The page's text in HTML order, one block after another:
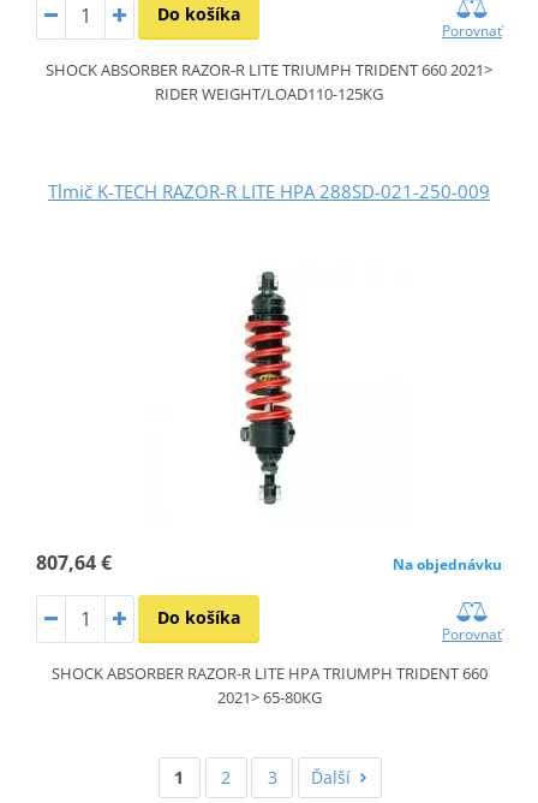
Do košíka
Porovnať
SHOCK ABSORBER RAZOR-R LITE TRIUMPH TRIDENT 660 2021>
RIDER WEIGHT/LOAD110-125KG
Tlmič K-TECH RAZOR-R LITE HPA 288SD-021-250-009
807,64 € Na objednávku
Do košíka
Porovnať
SHOCK ABSORBER RAZOR-R LITE HPA TRIUMPH TRIDENT 660
2021> 65-80KG
1 2 3 Ďalší